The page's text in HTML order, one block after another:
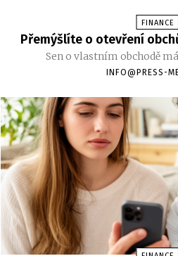
FINANCE
Přemýšlíte o otevření
Sen o vlastním obchodě
INFO@PRESS-